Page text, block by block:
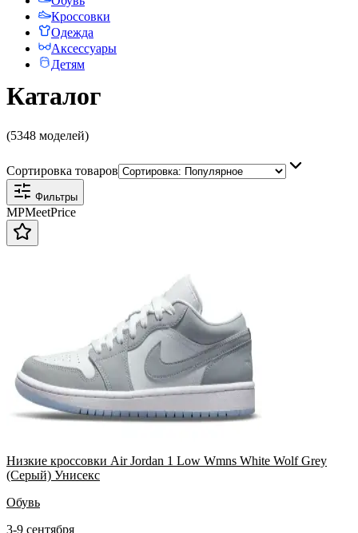
Кроссовки
Одежда
Аксессуары
Детям
Каталог
(5348 моделей)
Сортировка товаров
Фильтры
MPMeetPrice
Низкие кроссовки Air Jordan 1 Low Wmns White Wolf Grey
(Серый) Унисекс
Обувь
3-9 сентября